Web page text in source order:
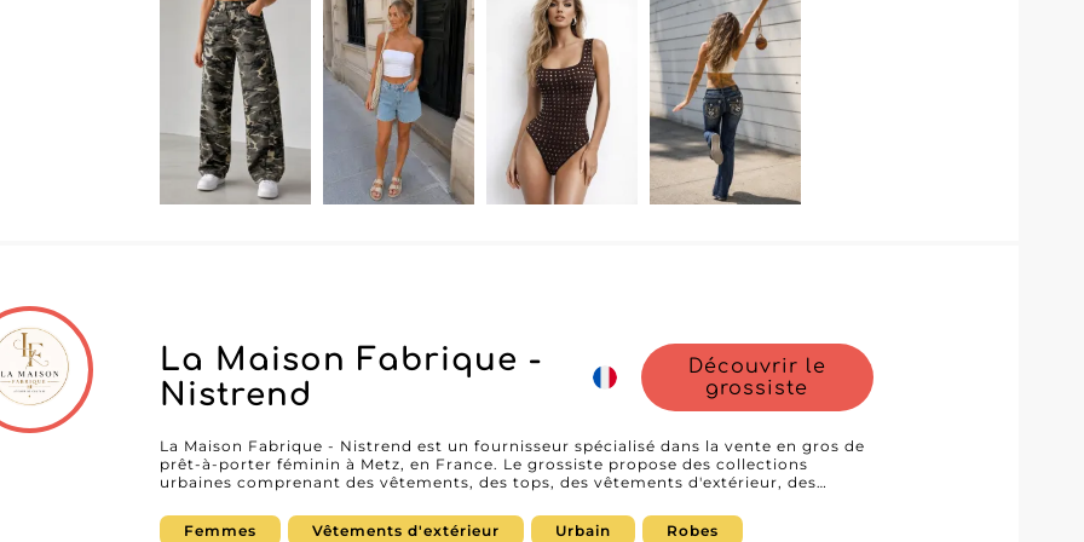
à-porter féminin en Allemagne.
La Maison Fabrique -
Nistrend
Découvrir le
grossiste
La Maison Fabrique - Nistrend est un fournisseur spécialisé dans la vente en gros de
prêt-à-porter féminin à Metz, en France. Le grossiste propose des collections
urbaines comprenant des vêtements, des tops, des vêtements d'extérieur, des
développées pour répondre aux attentes des boutiques, concept stores et e-
commerçants. Grâce à des collections régulièrement renouvelées, La Maison
Femmes Vêtements d'extérieur Urbain Robes